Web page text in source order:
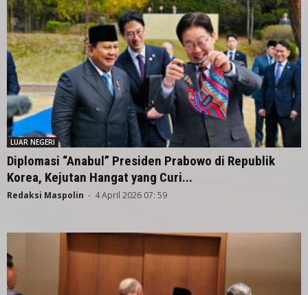
LUAR NEGERI
Diplomasi “Anabul” Presiden Prabowo di Republik
Korea, Kejutan Hangat yang Curi...
Redaksi Maspolin - 4 April 2026 07: 59